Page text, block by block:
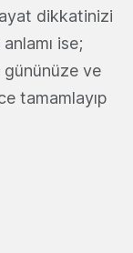
dikkatinizi
ise;
ve
tamamlayıp